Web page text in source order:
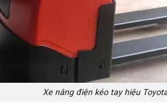
Xe nâng điện kéo tay hiệu